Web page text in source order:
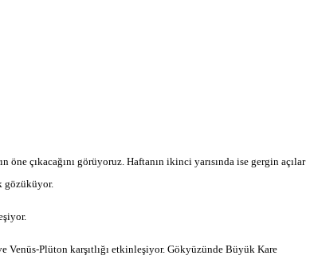
öne çıkacağını görüyoruz. Haftanın ikinci yarısında ise gergin açılar
gözüküyor.
Venüs-Plüton karşıtlığı etkinleşiyor. Gökyüzünde Büyük Kare